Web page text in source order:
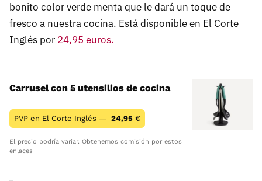
bonito color verde menta que le dará un toque de
fresco a nuestra cocina. Está disponible en El Corte
Inglés por 24,95 euros.
Carrusel con 5 utensilios de cocina
PVP en El Corte Inglés — 24,95 €
El precio podría variar. Obtenemos comisión por estos
enlaces